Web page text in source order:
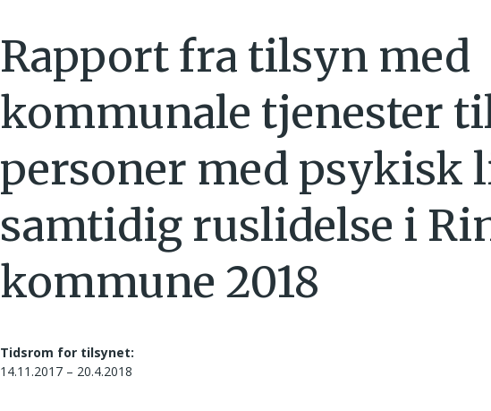
Rapport fra tilsyn med
kommunale tjenester
personer med psykisk
samtidig ruslidelse i
kommune 2018
Tidsrom for tilsynet:
14.11.2017 – 20.4.2018